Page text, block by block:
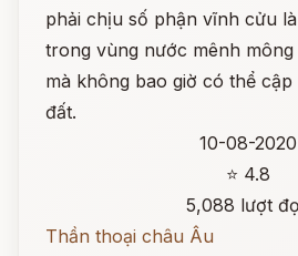
phải chịu số phận vĩnh cửu
trong vùng nước mênh
mà không bao giờ có thể
đất.
10-08-2020
⭐ 4.8
5,088 lượt
Thần thoại châu Âu